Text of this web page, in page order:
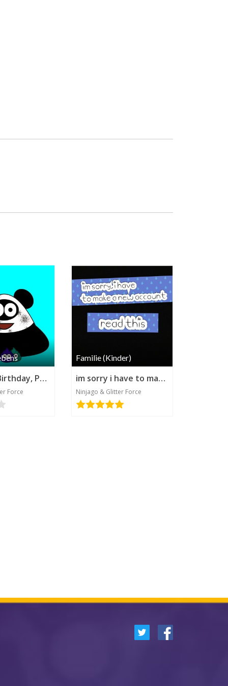
Happy 47 Birthday, Pou.
Force
Familie (Kinder)
im sorry i have to make a new account read this
Ninjago & Glitter Force